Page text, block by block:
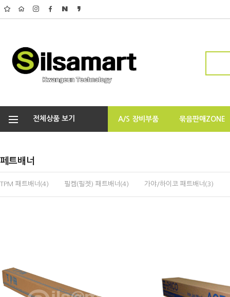
전체상품 보기 A/S 장비부품 묶음판매ZONE
페트배너
TPM 패트배너(4) 필켐(필젯) 패트배너(4) 가야/하이코 패트배너(3)